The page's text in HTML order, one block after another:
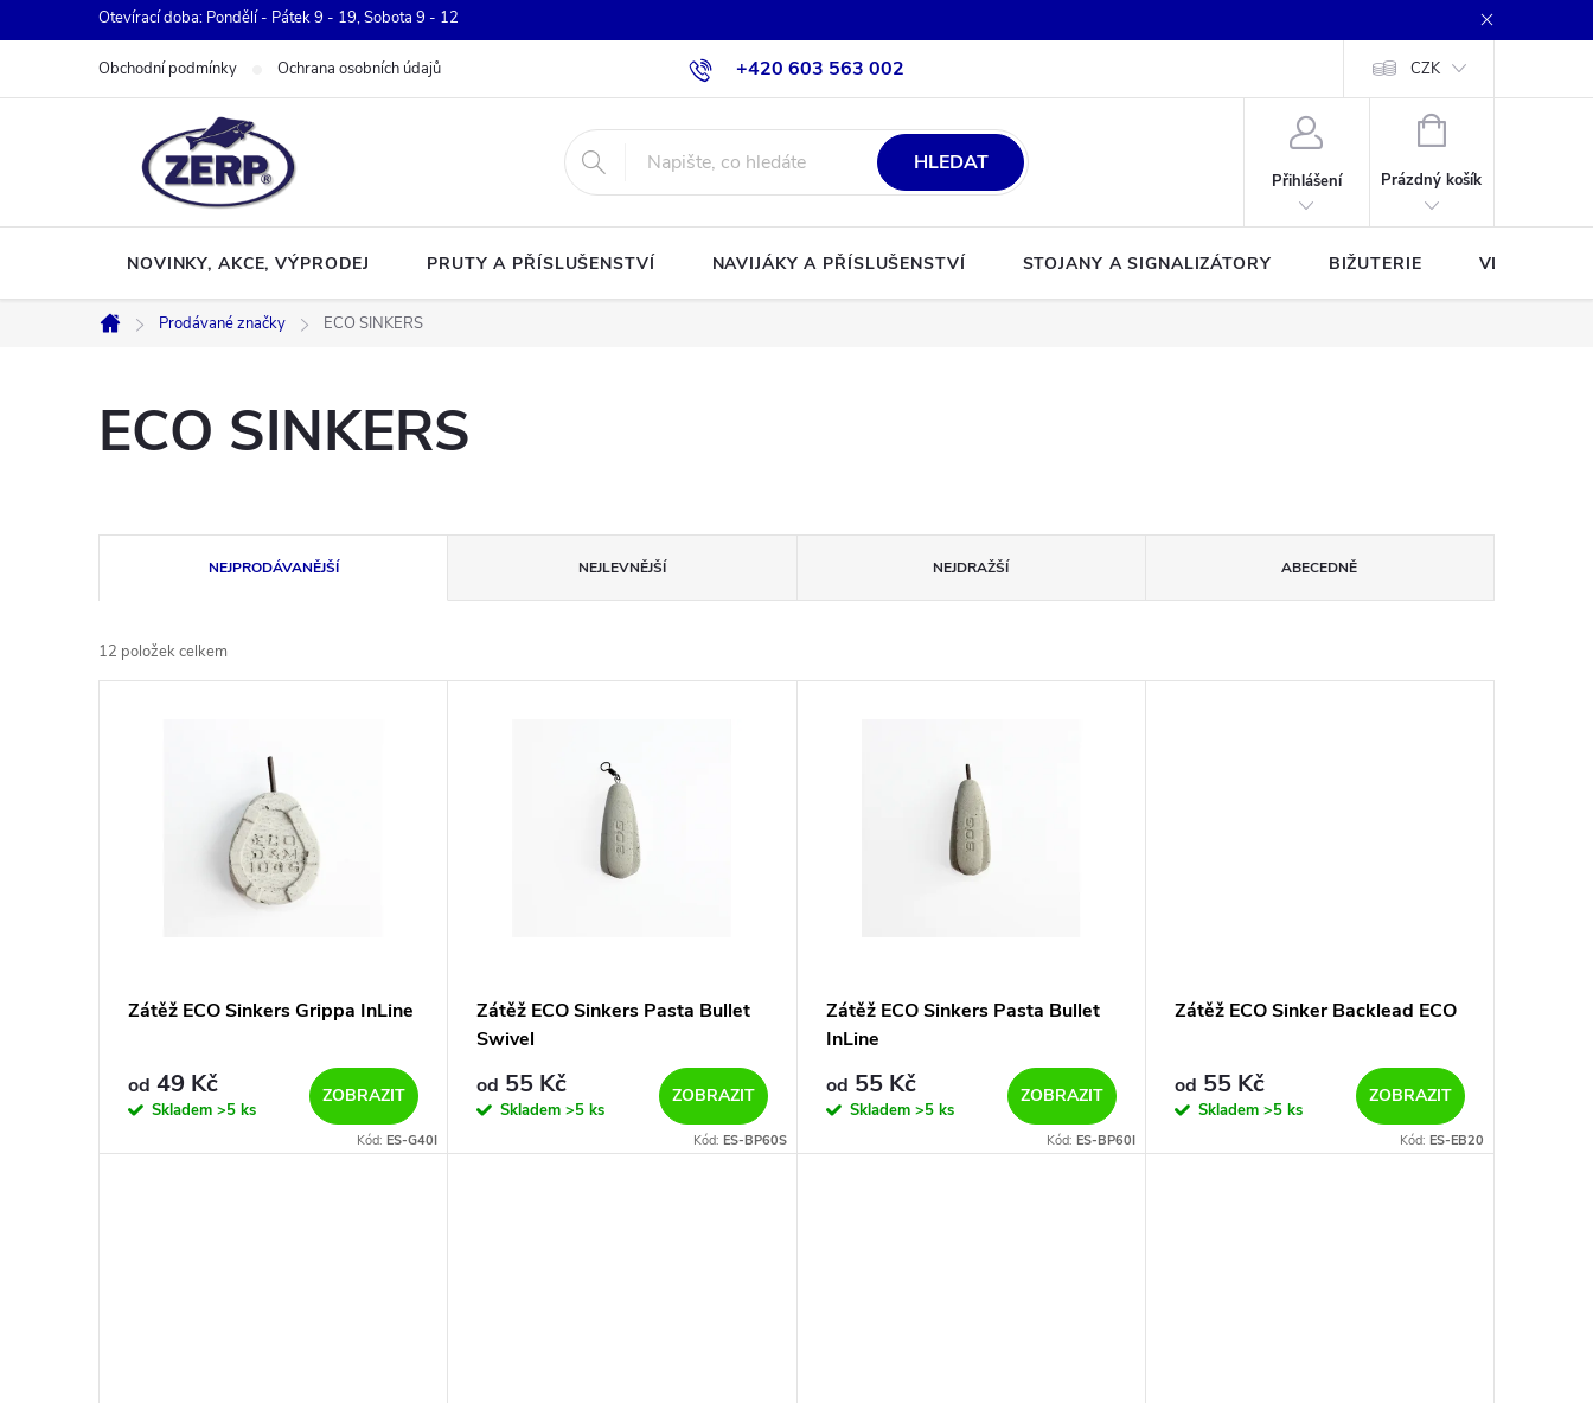
na
Otevírací doba: Pondělí - Pátek 9 - 19, Sobota 9 - 12
+420 603 563 002
Obchodní podmínky Ochrana osobních údajů CZK
HLEDAT
Přihlášení
NÁKUPNÍ
Prázdný košík
NOVINKY, AKCE, VÝPRODEJ PRUTY A PŘÍSLUŠENSTVÍ NAVIJÁKY A PŘÍSLUŠENSTVÍ STOJANY A SIGNALIZÁTORY BIŽUTERIE VLASCE A
Domů
Prodávané značky ECO SINKERS
ECO SINKERS
a
z
u
NEJPRODÁVANĚJŠÍ NEJLEVNĚJŠÍ NEJDRAŽŠÍ ABECEDNĚ
12 položek celkem
Zátěž ECO Sinkers Grippa InLine
od 49 Kč
Skladem >5 ks
ZOBRAZIT
Kód:ES-G40I
Zátěž ECO Sinkers Pasta Bullet
Swivel
od 55 Kč
Skladem>5 ks
ZOBRAZIT
Kód: ES-BP60S
Zátěž ECO Sinkers Pasta Bullet
InLine
od 55 Kč
Skladem >5 ks
ZOBRAZIT
Kód: ES-BP60I
Zátěž ECO Sinker Backlead ECO
od 55 Kč
Skladem >5 ks
ZOBRAZIT
Kód: ES-EB20